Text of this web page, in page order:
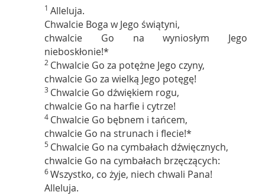
1 Alleluja.
Chwalcie Boga w Jego świątyni,
chwalcie Go na wyniosłym Jego
nieboskłonie!*
2 Chwalcie Go za potężne Jego czyny,
chwalcie Go za wielką Jego potęgę!
3 Chwalcie Go dźwiękiem rogu,
chwalcie Go na harfie i cytrze!
4 Chwalcie Go bębnem i tańcem,
chwalcie Go na strunach i flecie!*
5 Chwalcie Go na cymbałach dźwięcznych,
chwalcie Go na cymbałach brzęczących:
6Wszystko, co żyje, niech chwali Pana!
Alleluja.